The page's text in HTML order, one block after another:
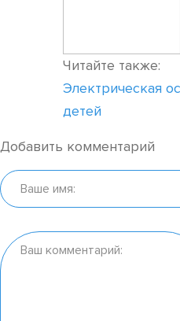
Читайте также:
Электрическая
детей
Добавить комментарий